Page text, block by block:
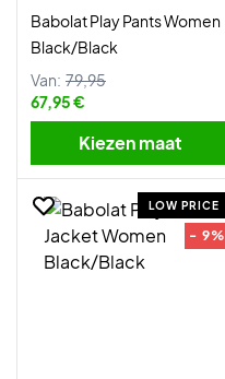
Babolat Play Pants Women
Black/Black
Van: 79,95
67,95 €
Kiezen maat
LOW PRICE
- 9%